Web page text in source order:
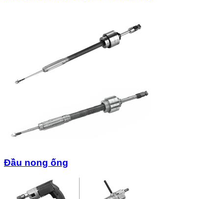
Đầu nong ống